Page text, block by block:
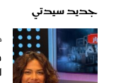
جديد سيدتي